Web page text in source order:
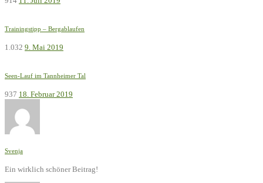
Trainingstipp – Bergablaufen
1.032 9. Mai 2019
Seen-Lauf im Tannheimer Tal
937 18. Februar 2019
Svenja
Ein wirklich schöner Beitrag!